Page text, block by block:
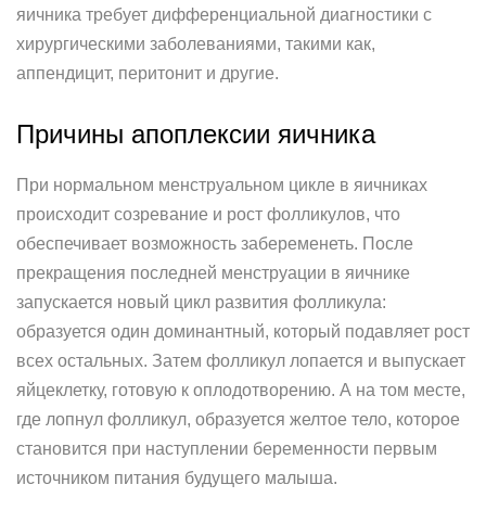
яичника требует дифференциальной диагностики с
хирургическими заболеваниями, такими как,
аппендицит, перитонит и другие.
Причины апоплексии яичника
При нормальном менструальном цикле в яичниках
происходит созревание и рост фолликулов, что
обеспечивает возможность забеременеть. После
прекращения последней менструации в яичнике
запускается новый цикл развития фолликула:
образуется один доминантный, который подавляет рост
всех остальных. Затем фолликул лопается и выпускает
яйцеклетку, готовую к оплодотворению. А на том месте,
где лопнул фолликул, образуется желтое тело, которое
становится при наступлении беременности первым
источником питания будущего малыша.